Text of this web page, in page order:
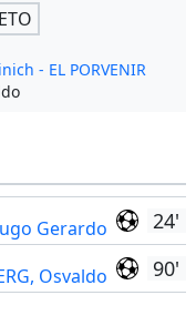
- EL PORVENIR
24'
Gerardo
90'
Osvaldo